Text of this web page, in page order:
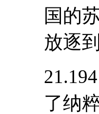
国的
放逐
了纳